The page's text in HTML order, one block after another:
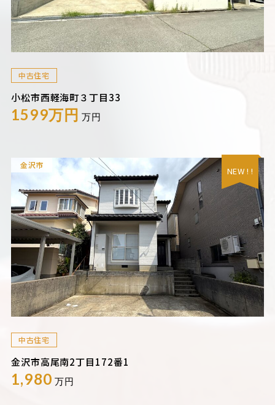
中古住宅
小松市西軽海町３丁目33
1599万円 万円
金沢市
NEW ! !
中古住宅
金沢市高尾南2丁目172番1
1,980 万円